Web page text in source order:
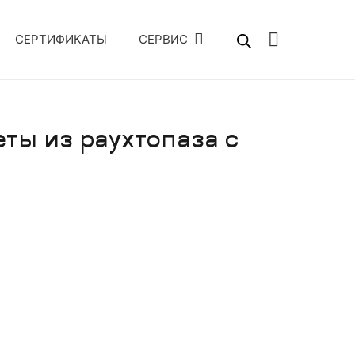
СЕРТИФИКАТЫ СЕРВИС
из раухтопаза с